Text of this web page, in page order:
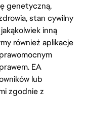
genetyczną,
stan cywilny
inną
również aplikacje
EA
lub
zgodnie z